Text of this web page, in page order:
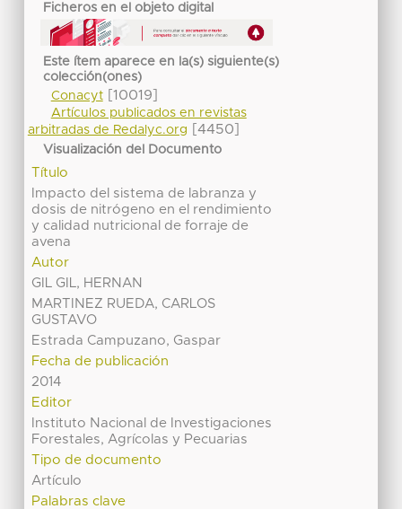
Ficheros en el objeto digital
Este ítem aparece en la(s) siguiente(s)
colección(ones)
Conacyt[10019]
Artículos publicados en revistas
arbitradas de Redalyc.org
[4450]
Visualización del Documento
Título
Impacto del sistema de labranza y
dosis de nitrógeno en el rendimiento
y calidad nutricional de forraje de
avena
Autor
GIL GIL, HERNAN
MARTINEZ RUEDA, CARLOS
GUSTAVO
Estrada Campuzano, Gaspar
Fecha de publicación
2014
Editor
Instituto Nacional de Investigaciones
Forestales, Agrícolas y Pecuarias
Tipo de documento
Artículo
Palabras clave